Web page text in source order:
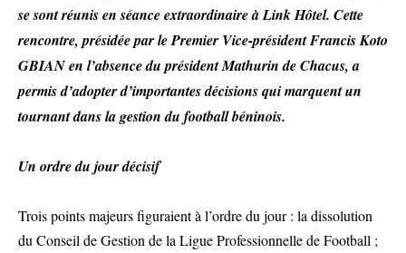
se sont réunis en séance extraordinaire à Link Hôtel. Cette
rencontre, présidée par le Premier Vice-président Francis Koto
GBIAN en l’absence du président Mathurin de Chacus, a
permis d’adopter d’importantes décisions qui marquent un
tournant dans la gestion du football béninois.
Un ordre du jour décisif
Trois points majeurs figuraient à l’ordre du jour : la dissolution
du Conseil de Gestion de la Ligue Professionnelle de Football ;